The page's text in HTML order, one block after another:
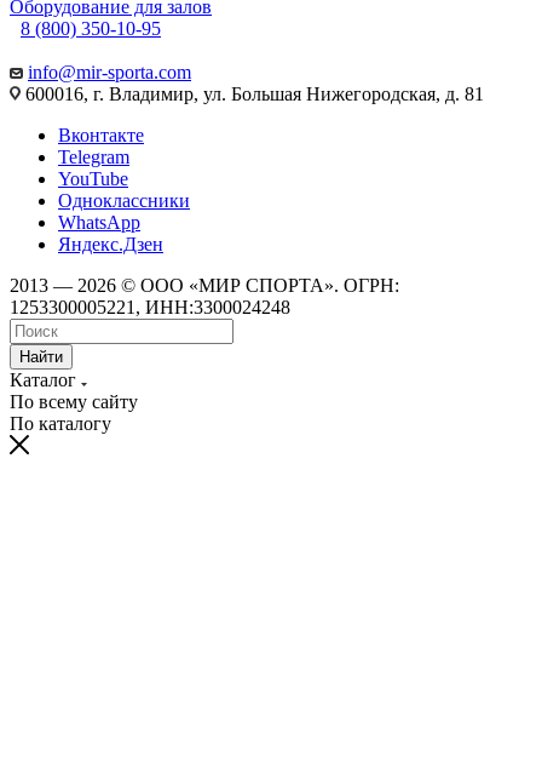
Оборудование для залов
8 (800) 350-10-95
info@mir-sporta.com
600016, г. Владимир, ул. Большая Нижегородская, д. 81
Вконтакте
Telegram
YouTube
Одноклассники
WhatsApp
Яндекс.Дзен
2013 — 2026 © ООО «МИР СПОРТА». ОГРН:
1253300005221, ИНН:3300024248
Найти
Каталог
По всему сайту
По каталогу